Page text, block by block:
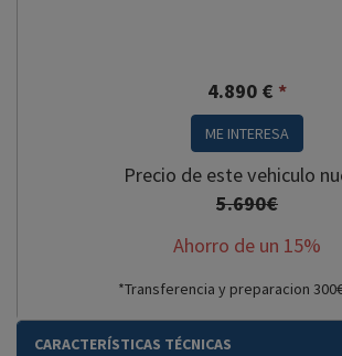
4.890 € *
ME INTERESA
Precio de este vehiculo
5.690€
Ahorro de un 15%
*Transferencia y preparacion
CARACTERÍSTICAS TÉCNICAS